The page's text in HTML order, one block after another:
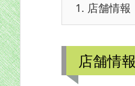
1. 店舗情報
店舗情報